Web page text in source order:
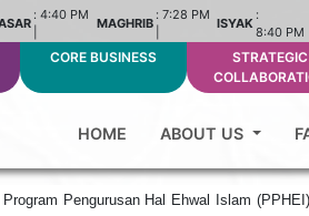
: 4:40 PM
MAGHRIB
: 7:28 PM
ISYAK
:
8:40 PM
CORE BUSINESS
STRATEGIC
HOME ABOUT US
Pengurusan Hal Ehwal Islam